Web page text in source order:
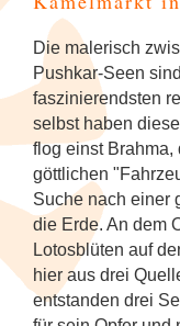
Die malerisch
Pushkar-Seen
faszinierendsten
selbst haben
flog einst Brahma,
göttlichen
Suche nach einer
die Erde. An dem
Lotosblüten auf
hier aus drei
entstanden drei
Kambodscha
Laos
Myanmar
Nepal
Sri Lanka
Südkorea
Sehenswertes
Kunst &
Luxusreisen
Schiffsreisen
Kreuzfahrten
Spirituelle
Tee & Gewürze
Wellness &
Familienreise
Familienreise
Kandy Esala
NEU:
Thailand:
Flops
Vietnam für
NEU:
durchs
NEU:
Kwai
Hausboot-
Backwaters
NEU:
Japan
Korea
Mongolei
Myanmar
Nepal